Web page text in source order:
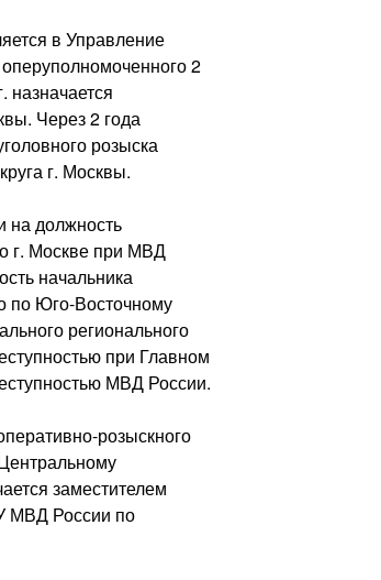
в Управление
2
Через 2 года
розыска
г. Москвы.
на должность
г. Москве при МВД
начальника
по Юго-Восточному
регионального
при Главном
МВД России.
розыскного
заместителем
МВД России по